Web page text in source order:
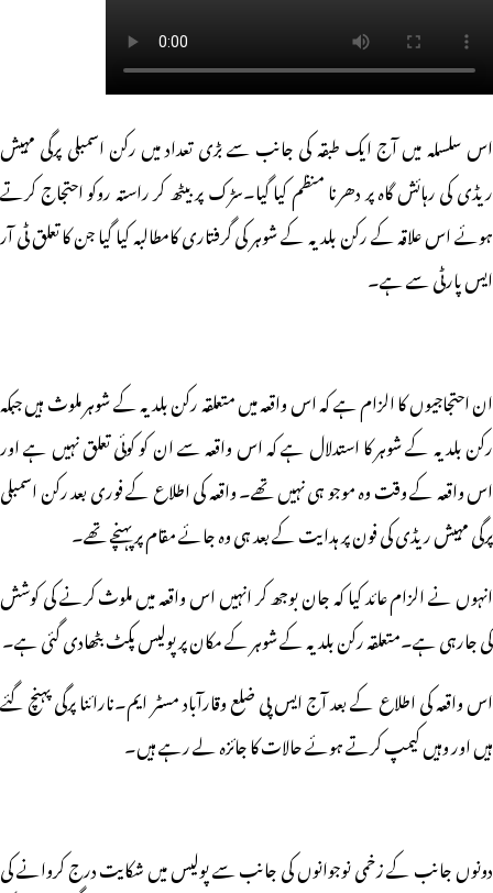
اس سلسلہ میں آج ایک طبقہ کی جانب سے بڑی تعداد میں رکن اسمبلی پرگی مہیش
ریڈی کی رہائش گاہ پر دھرنا منظم کیا گیا۔سڑک پر بیٹھ کر راستہ روکو احتجاج کرتے
ہوئے اس علاقہ کے رکن بلدیہ کے شوہر کی گرفتاری کامطالبہ کیا گیا جن کا تعلق ٹی آر
ایس پارٹی سے ہے۔
ان احتجاجیوں کا الزام ہے کہ اس واقعہ میں متعلقہ رکن بلدیہ کے شوہر ملوث ہیں جبکہ
رکن بلدیہ کے شوہر کا استدلال ہے کہ اس واقعہ سے ان کو کوئی تعلق نہیں ہے اور
اس واقعہ کے وقت وہ موجو ہی نہیں تھے۔ واقعہ کی اطلاع کے فوری بعد رکن اسمبلی
پرگی مہیش ریڈی کی فون پر ہدایت کے بعد ہی وہ جائے مقام پر پہنچے تھے۔
انہوں نے الزام عائد کیا کہ جان بوجھ کر انہیں اس واقعہ میں ملوث کرنے کی کوشش
کی جارہی ہے۔متعلقہ رکن بلدیہ کے شوہر کے مکان پر پولیس پکٹ بٹھادی گئی ہے۔
اس واقعہ کی اطلاع کے بعد آج ایس پی ضلع وقارآباد مسٹر ایم۔نارائنا پرگی پہنچ گئے
ہیں اور وہیں کیمپ کرتے ہوئے حالات کا جائزہ لے رہے ہیں۔
دونوں جانب کے زخمی نوجوانوں کی جانب سے پولیس میں شکایت درج کروانے کی